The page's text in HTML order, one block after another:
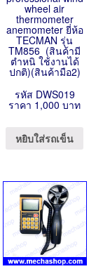
wheel air
thermometer
anemometer ยี่ห้อ
TECMAN รุ่น
TM856 (สินค้ามี
ตำหนิ ใช้งานได้
ปกติ)(สินค้ามือ2)
รหัส DWS019
ราคา 1,000 บาท
หยิบใส่รถเข็น